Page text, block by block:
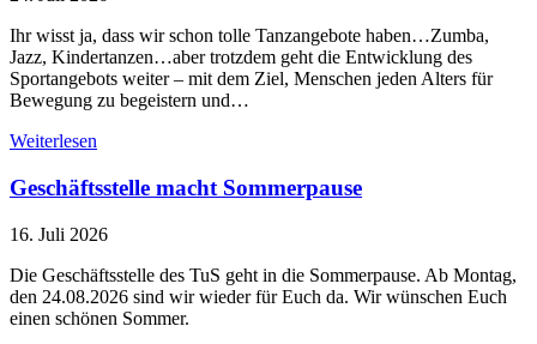
Ihr wisst ja, dass wir schon tolle Tanzangebote haben…Zumba,
Jazz, Kindertanzen…aber trotzdem geht die Entwicklung des
Sportangebots weiter – mit dem Ziel, Menschen jeden Alters für
Bewegung zu begeistern und…
Weiterlesen
Geschäftsstelle macht Sommerpause
16. Juli 2026
Die Geschäftsstelle des TuS geht in die Sommerpause. Ab Montag,
den 24.08.2026 sind wir wieder für Euch da. Wir wünschen Euch
einen schönen Sommer.